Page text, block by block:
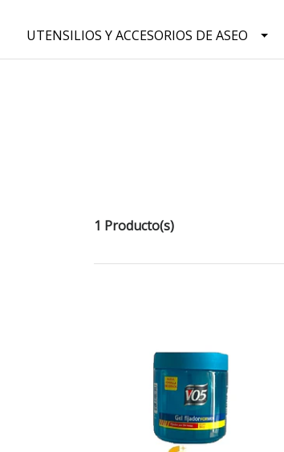
UTENSILIOS Y ACCESORIOS DE ASEO
1 Producto(s)